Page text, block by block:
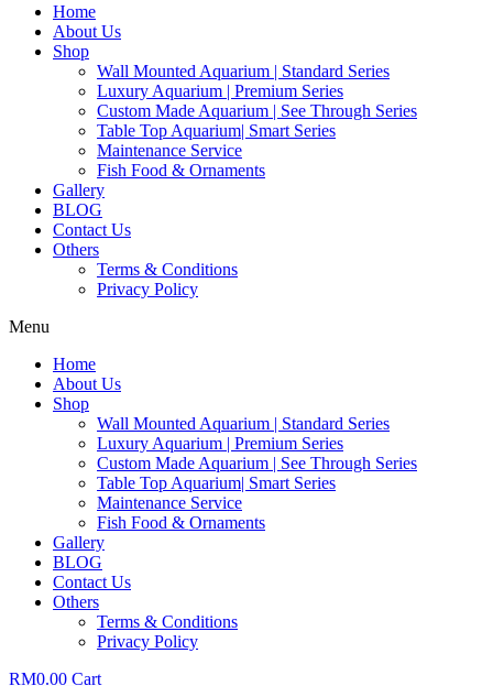
Home
About Us
Shop
Wall Mounted Aquarium | Standard Series
Luxury Aquarium | Premium Series
Custom Made Aquarium | See Through Series
Table Top Aquarium| Smart Series
Maintenance Service
Fish Food & Ornaments
Gallery
BLOG
Contact Us
Others
Terms & Conditions
Privacy Policy
Menu
Home
About Us
Shop
Wall Mounted Aquarium | Standard Series
Luxury Aquarium | Premium Series
Custom Made Aquarium | See Through Series
Table Top Aquarium| Smart Series
Maintenance Service
Fish Food & Ornaments
Gallery
BLOG
Contact Us
Others
Terms & Conditions
Privacy Policy
RM0.00 Cart